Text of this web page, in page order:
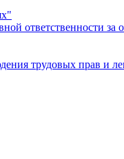
ответственности
трудовых прав и